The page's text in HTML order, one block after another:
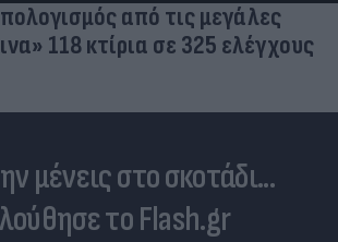
από τις μεγάλες
118 κτίρια σε 325 ελέγχους
μένεις στο σκοτάδι...
το Flash.gr